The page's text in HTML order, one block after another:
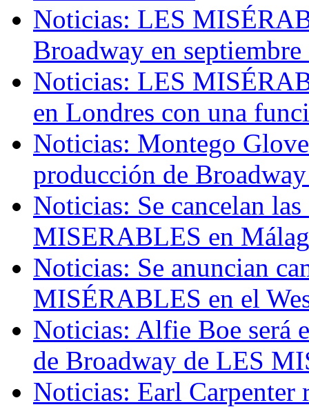
Noticias: LES
Broadway en
Noticias: LES
en Londres con una
Noticias: Montego
producción de
Noticias: Se cancelan
MISERABLES en
Noticias: Se anuncian
MISÉRABLES en el
Noticias: Alfie Boe será
de Broadway de LES
Noticias: Earl Carpenter